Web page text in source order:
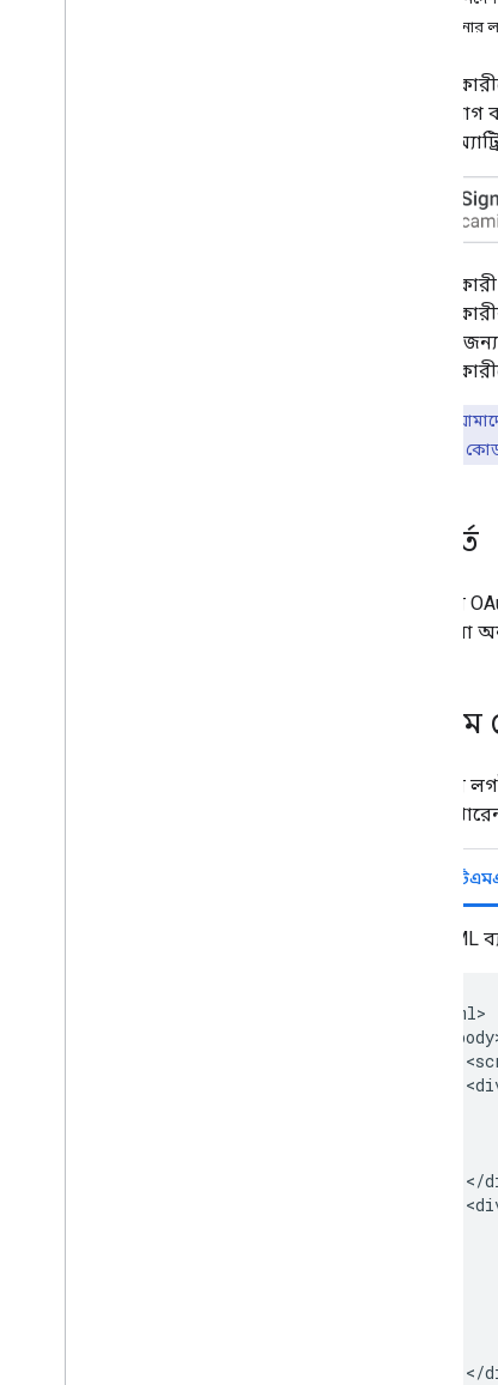
আপনার
বাটন যোগ
করতে
ধারণার জন্য
জন্য প্রয়োজনীয়
পূর্বশর্ত
আপনার
ধাপগুলো
বোতাম
আপনার
করতে
HTML
<html>
</
</